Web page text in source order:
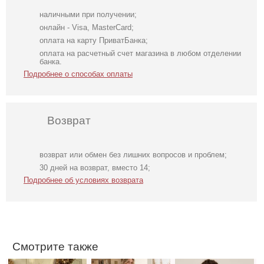
наличными при получении;
онлайн - Visa, MasterCard;
оплата на карту ПриватБанка;
оплата на расчетный счет магазина в любом отделении
банка.
Подробнее о способах оплаты
Возврат
возврат или обмен без лишних вопросов и проблем;
30 дней на возврат, вместо 14;
Подробнее об условиях возврата
Смотрите также
Вечернее
нарядное
корсетное
Нарядный
голубой костюм
двойка